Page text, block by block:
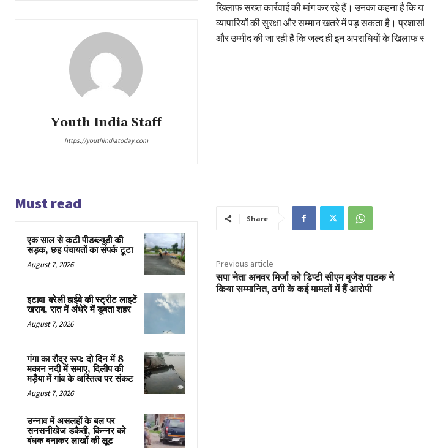
Youth India Staff
https://youthindiatoday.com
खिलाफ सख्त कार्रवाई की मांग कर रहे हैं। उनका कहना है कि
व्यापारियों की सुरक्षा और सम्मान खतरे में पड़ सकता है।
और उम्मीद की जा रही है कि जल्द ही इन अपराधियों के
Must read
एक साल से कटी पीडब्ल्यूडी की
सड़क, छह पंचायतों का संपर्क टूटा
August 7, 2026
इटावा-बरेली हाईवे की स्ट्रीट लाइटें
खराब, रात में अंधेरे में डूबता शहर
August 7, 2026
गंगा का रौद्र रूप: दो दिन में 8
मकान नदी में समाए, दिलीप की
मड़ैया में गांव के अस्तित्व पर संकट
August 7, 2026
उन्नाव में असलहों के बल पर
सनसनीखेज डकैती, किन्नर को
बंधक बनाकर लाखों की लूट
Share
Previous article
सपा नेता अनवर मिर्जा को डिप्टी सीएम बृजेश पाठक ने
किया सम्मानित, ठगी के कई मामलों में हैं आरोपी